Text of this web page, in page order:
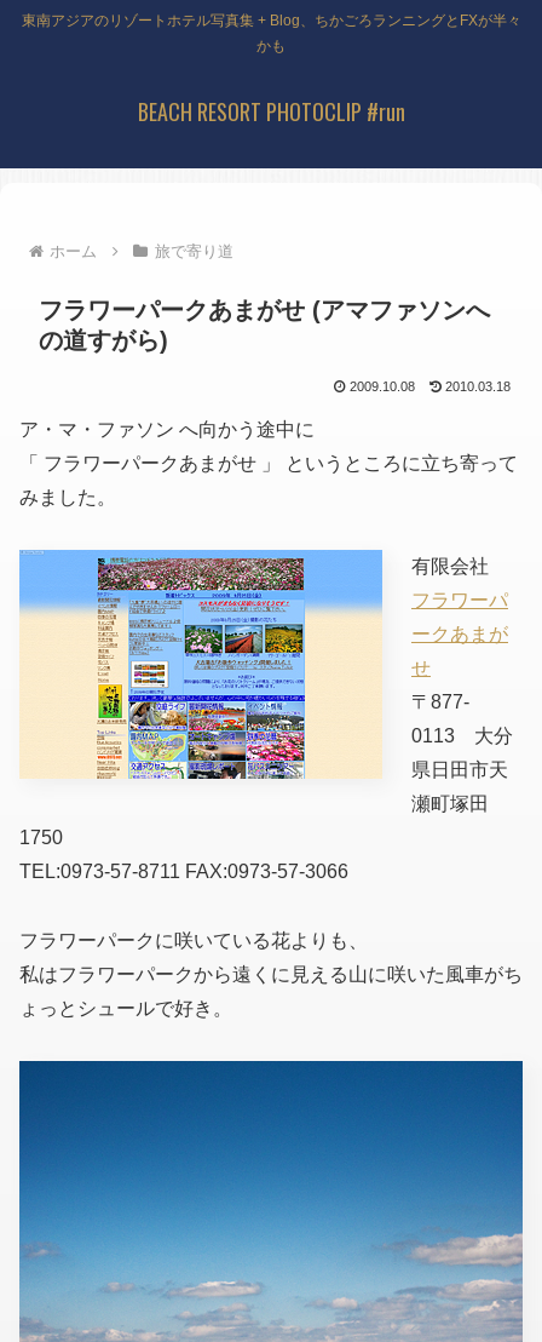
東南アジアのリゾートホテル写真集 + Blog、ちかごろランニングとFXが半々
かも
BEACH RESORT PHOTOCLIP #run
ホーム 旅で寄り道
フラワーパークあまがせ (アマファソンへ
の道すがら)
2009.10.08 2010.03.18
ア・マ・ファソン へ向かう途中に
「 フラワーパークあまがせ 」 というところに立ち寄って
みました。
有限会社
フラワーパ
ークあまが
せ
〒877-
0113 大分
県日田市天
瀬町塚田
1750
TEL:0973-57-8711 FAX:0973-57-3066
フラワーパークに咲いている花よりも、
私はフラワーパークから遠くに見える山に咲いた風車がち
ょっとシュールで好き。